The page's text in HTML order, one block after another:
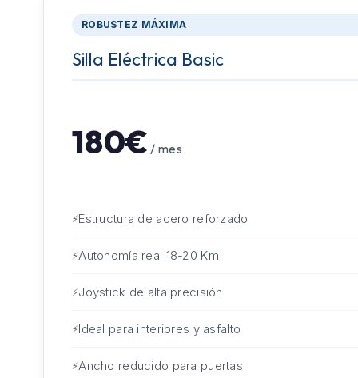
ROBUSTEZ MÁXIMA
Silla Eléctrica Basic
180€ / mes
Estructura de acero reforzado
Autonomía real 18-20 Km
Joystick de alta precisión
Ideal para interiores y asfalto
Ancho reducido para puertas